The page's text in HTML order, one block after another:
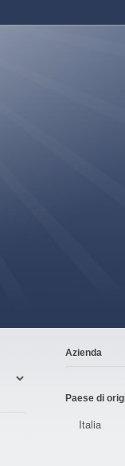
Azienda
Paese di